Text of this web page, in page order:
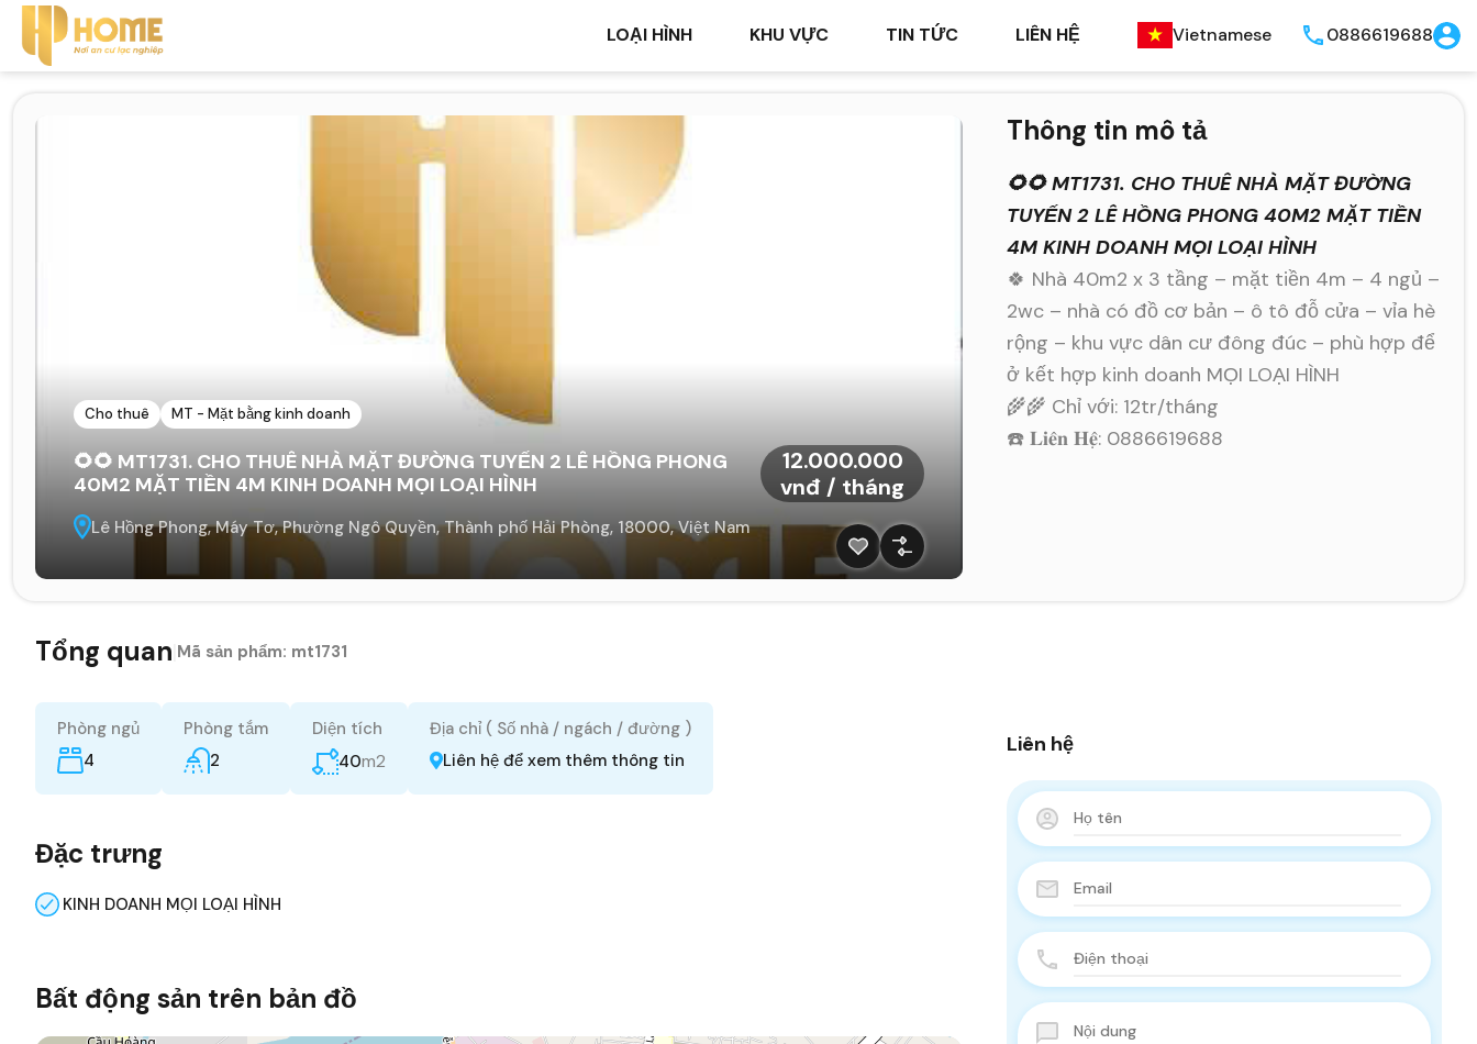
LOẠI HÌNH KHU VỰC TIN TỨC LIÊN HỆ Vietnamese 0886619688
Cho thuê MT - Mặt bằng kinh doanh
🌻🌻 MT1731. CHO THUÊ NHÀ MẶT ĐƯỜNG TUYẾN 2 LÊ HỒNG PHONG
40M2 MẶT TIỀN 4M KINH DOANH MỌI LOẠI HÌNH
12.000.000
vnđ / tháng
Lê Hồng Phong, Máy Tơ, Phường Ngô Quyền, Thành phố Hải Phòng, 18000, Việt Nam
Thông tin mô tả
🌻🌻 MT1731. CHO THUÊ NHÀ MẶT ĐƯỜNG
TUYẾN 2 LÊ HỒNG PHONG 40M2 MẶT TIỀN
4M KINH DOANH MỌI LOẠI HÌNH
🍀 Nhà 40m2 x 3 tầng – mặt tiền 4m – 4 ngủ –
2wc – nhà có đồ cơ bản – ô tô đỗ cửa – vỉa hè
rộng – khu vực dân cư đông đúc – phù hợp để
ở kết hợp kinh doanh MỌI LOẠI HÌNH
🌾🌾 Chỉ với: 12tr/tháng
☎️ 𝐋𝐢𝐞̂𝐧 𝐇𝐞̣̂: 0886619688
Tổng quan Mã sản phẩm: mt1731
Phòng ngủ
4
Phòng tắm
2
Diện tích
40m2
Địa chỉ ( Số nhà / ngách / đường )
Liên hệ để xem thêm thông tin
Đặc trưng
KINH DOANH MỌI LOẠI HÌNH
Bất động sản trên bản đồ
Liên hệ